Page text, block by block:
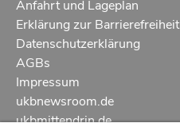
Anfahrt und Lageplan
Erklärung zur Barrierefreiheit
Datenschutzerklärung
AGBs
Impressum
ukbnewsroom.de
ukbmittendrin.de